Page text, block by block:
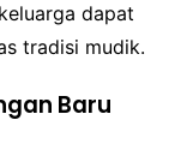
dapat
tradisi mudik.
Baru